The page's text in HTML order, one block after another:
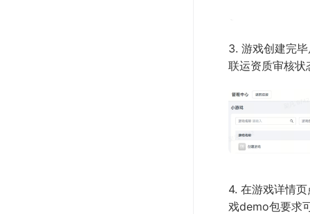
3. 游戏创建完
联运资质审核状
4. 在游戏详情
戏demo包要求